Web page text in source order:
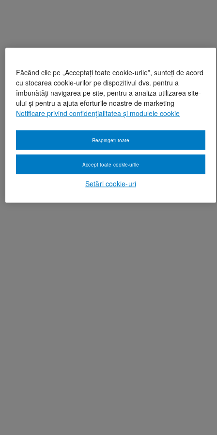
Făcând clic pe „Acceptați toate cookie-urile”, sunteți de acord
cu stocarea cookie-urilor pe dispozitivul dvs. pentru a
îmbunătăți navigarea pe site, pentru a analiza utilizarea site-
ului și pentru a ajuta eforturile noastre de marketing
Notificare privind confidențialitatea și modulele cookie
Setări cookie-uri
Respingeți toate
Accept toate cookie-urile